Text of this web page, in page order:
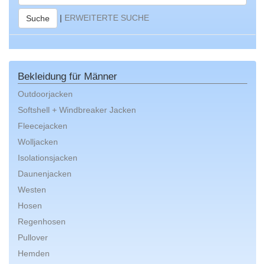
Suche | ERWEITERTE SUCHE
Bekleidung für Männer
Outdoorjacken
Softshell + Windbreaker Jacken
Fleecejacken
Wolljacken
Isolationsjacken
Daunenjacken
Westen
Hosen
Regenhosen
Pullover
Hemden